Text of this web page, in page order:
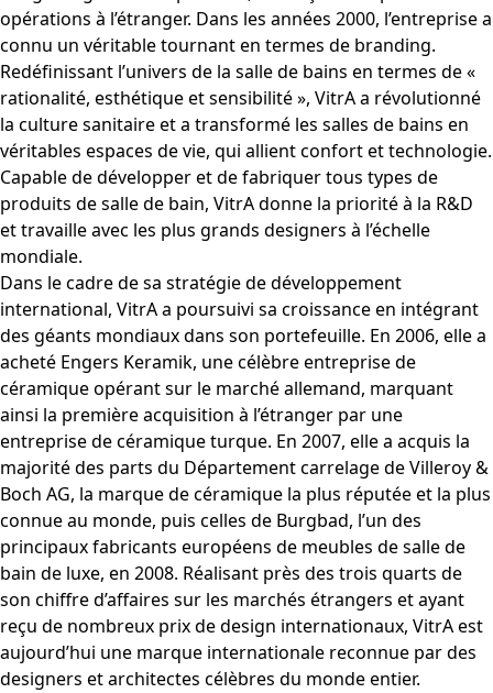
opérations à l’étranger. Dans les années 2000, l’entreprise a
connu un véritable tournant en termes de branding.
Redéfinissant l’univers de la salle de bains en termes de «
rationalité, esthétique et sensibilité », VitrA a révolutionné
la culture sanitaire et a transformé les salles de bains en
véritables espaces de vie, qui allient confort et technologie.
Capable de développer et de fabriquer tous types de
produits de salle de bain, VitrA donne la priorité à la R&D
et travaille avec les plus grands designers à l’échelle
mondiale.
Dans le cadre de sa stratégie de développement
international, VitrA a poursuivi sa croissance en intégrant
des géants mondiaux dans son portefeuille. En 2006, elle a
acheté Engers Keramik, une célèbre entreprise de
céramique opérant sur le marché allemand, marquant
ainsi la première acquisition à l’étranger par une
entreprise de céramique turque. En 2007, elle a acquis la
majorité des parts du Département carrelage de Villeroy &
Boch AG, la marque de céramique la plus réputée et la plus
connue au monde, puis celles de Burgbad, l’un des
principaux fabricants européens de meubles de salle de
bain de luxe, en 2008. Réalisant près des trois quarts de
son chiffre d’affaires sur les marchés étrangers et ayant
reçu de nombreux prix de design internationaux, VitrA est
aujourd’hui une marque internationale reconnue par des
designers et architectes célèbres du monde entier.